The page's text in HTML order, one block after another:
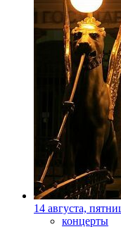
14 августа,
концерты